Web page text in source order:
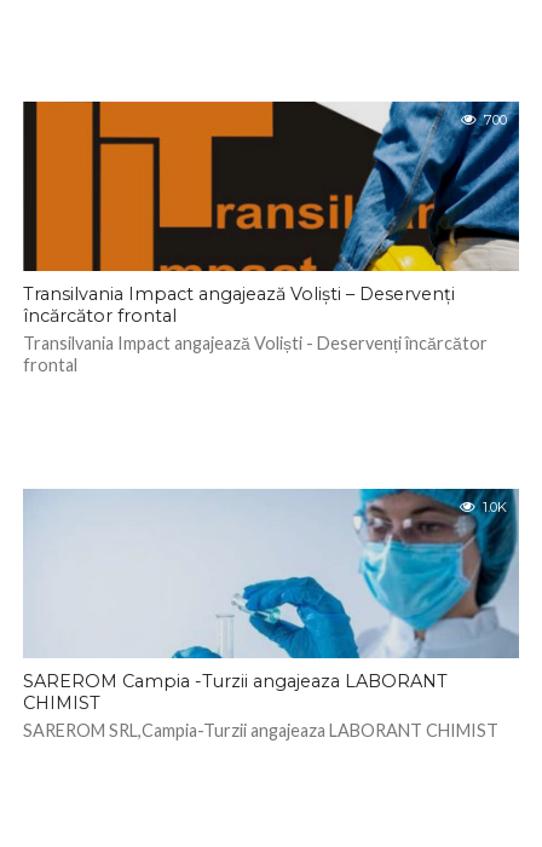
700
Transilvania Impact angajează Voliști – Deservenți
încărcător frontal
Transilvania Impact angajează Voliști - Deservenți încărcător
frontal
1.0K
SAREROM Campia -Turzii angajeaza LABORANT
CHIMIST
SAREROM SRL,Campia-Turzii angajeaza LABORANT CHIMIST